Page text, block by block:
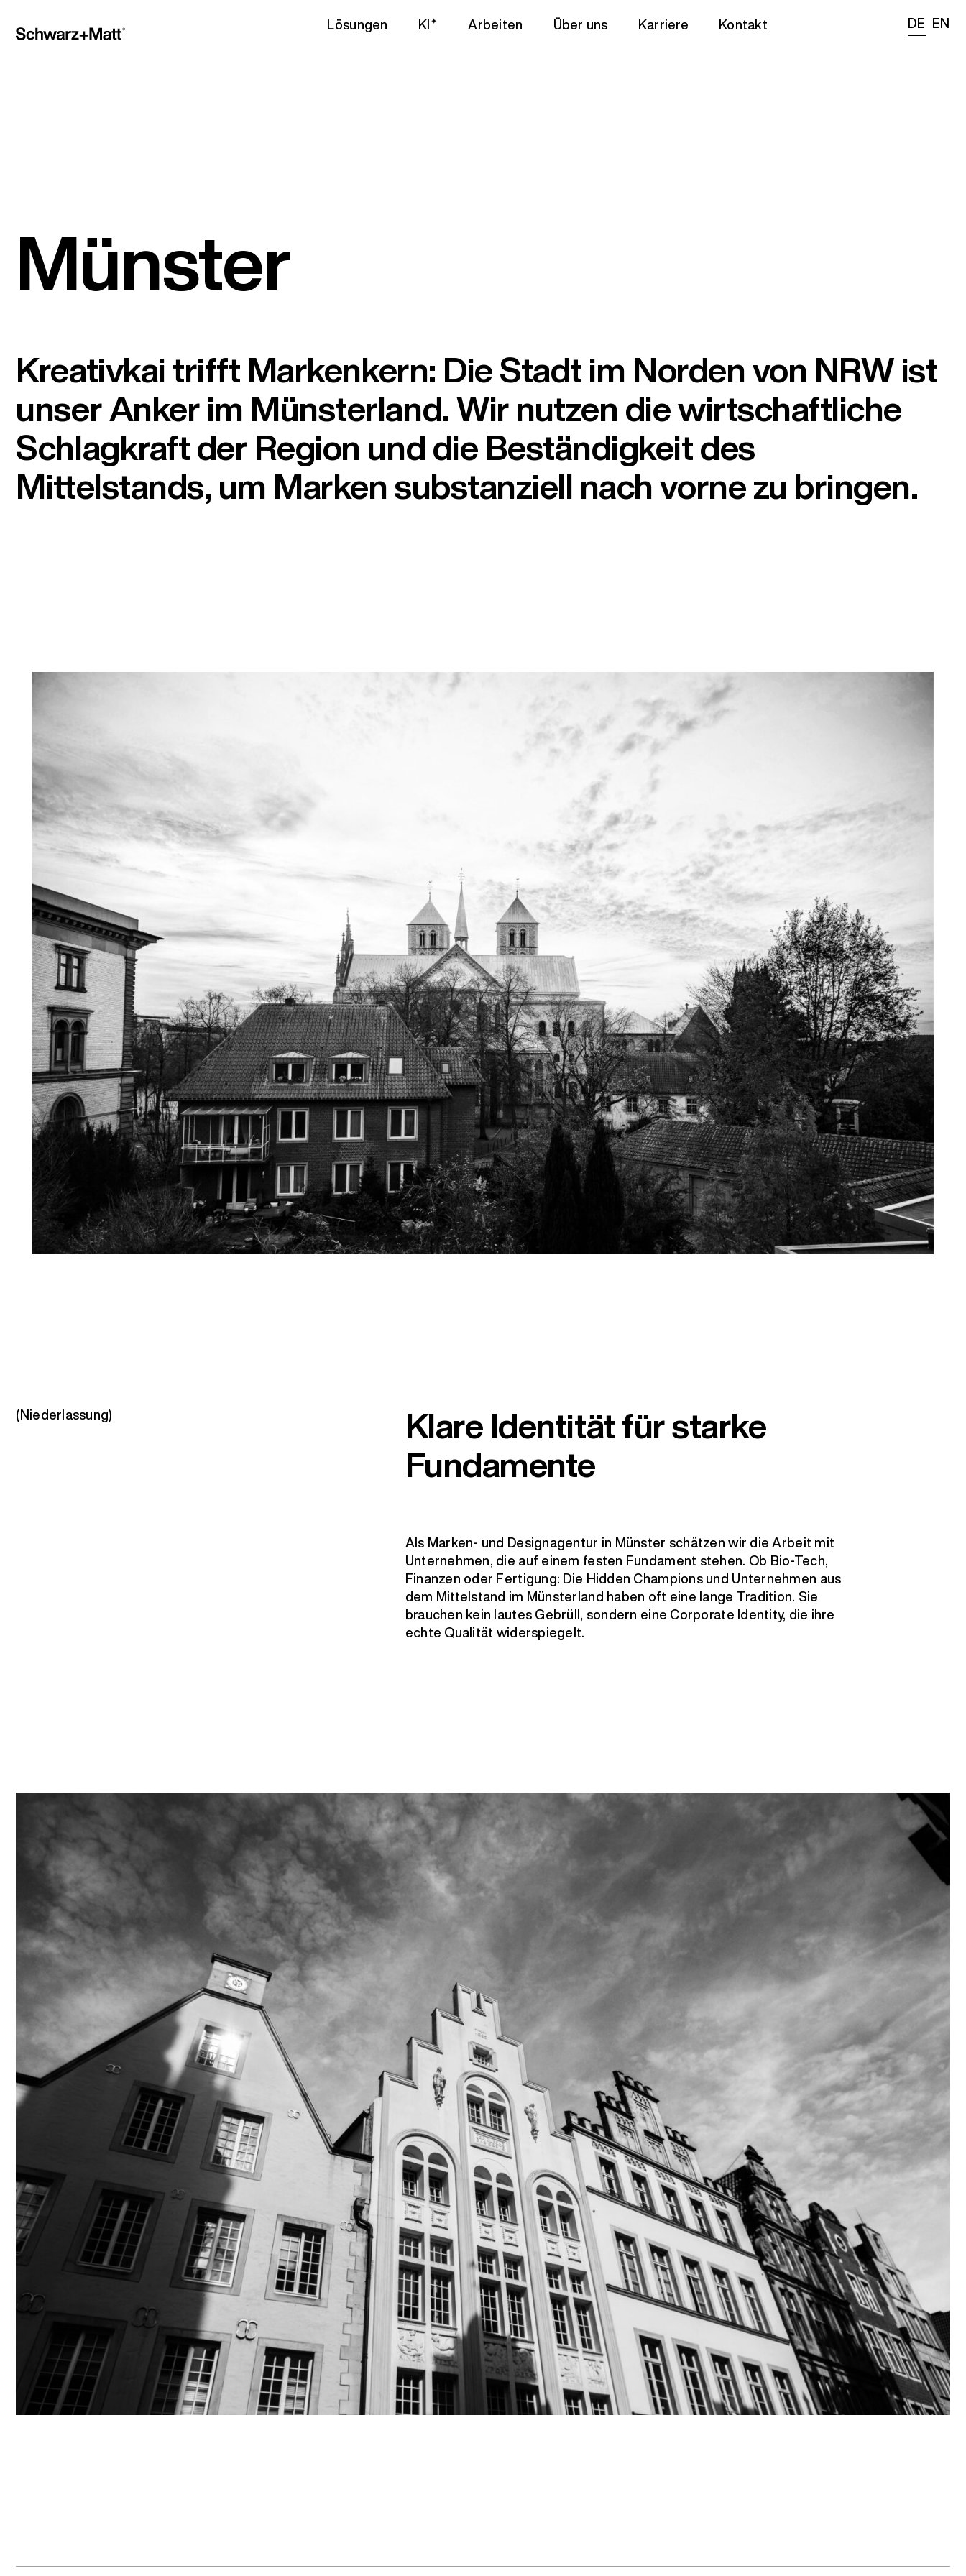
Lösungen KI Arbeiten Über uns Karriere Kontakt DE EN
Münster
Kreativkai trifft Markenkern: Die Stadt im Norden von NRW ist
unser Anker im Münsterland. Wir nutzen die wirtschaftliche
Schlagkraft der Region und die Beständigkeit des
Mittelstands, um Marken substanziell nach vorne zu bringen.
(Niederlassung) Klare Identität für starke
Fundamente
Als Marken- und Designagentur in Münster schätzen wir die Arbeit mit
Unternehmen, die auf einem festen Fundament stehen. Ob Bio-Tech,
Finanzen oder Fertigung: Die Hidden Champions und Unternehmen aus
dem Mittelstand im Münsterland haben oft eine lange Tradition. Sie
brauchen kein lautes Gebrüll, sondern eine Corporate Identity, die ihre
echte Qualität widerspiegelt.